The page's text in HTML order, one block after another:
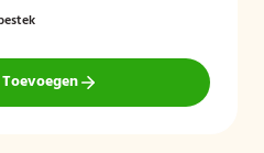
Toevoegen